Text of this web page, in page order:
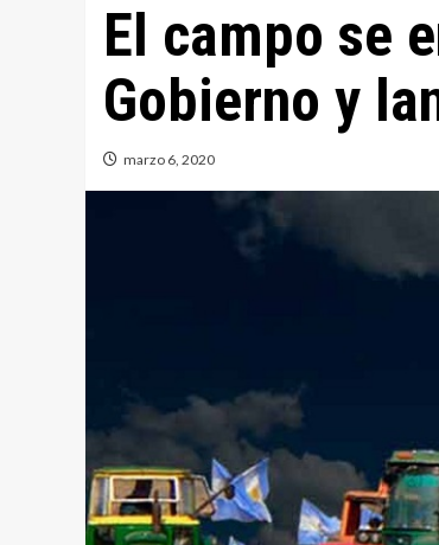
El campo se
Gobierno y
marzo 6, 2020